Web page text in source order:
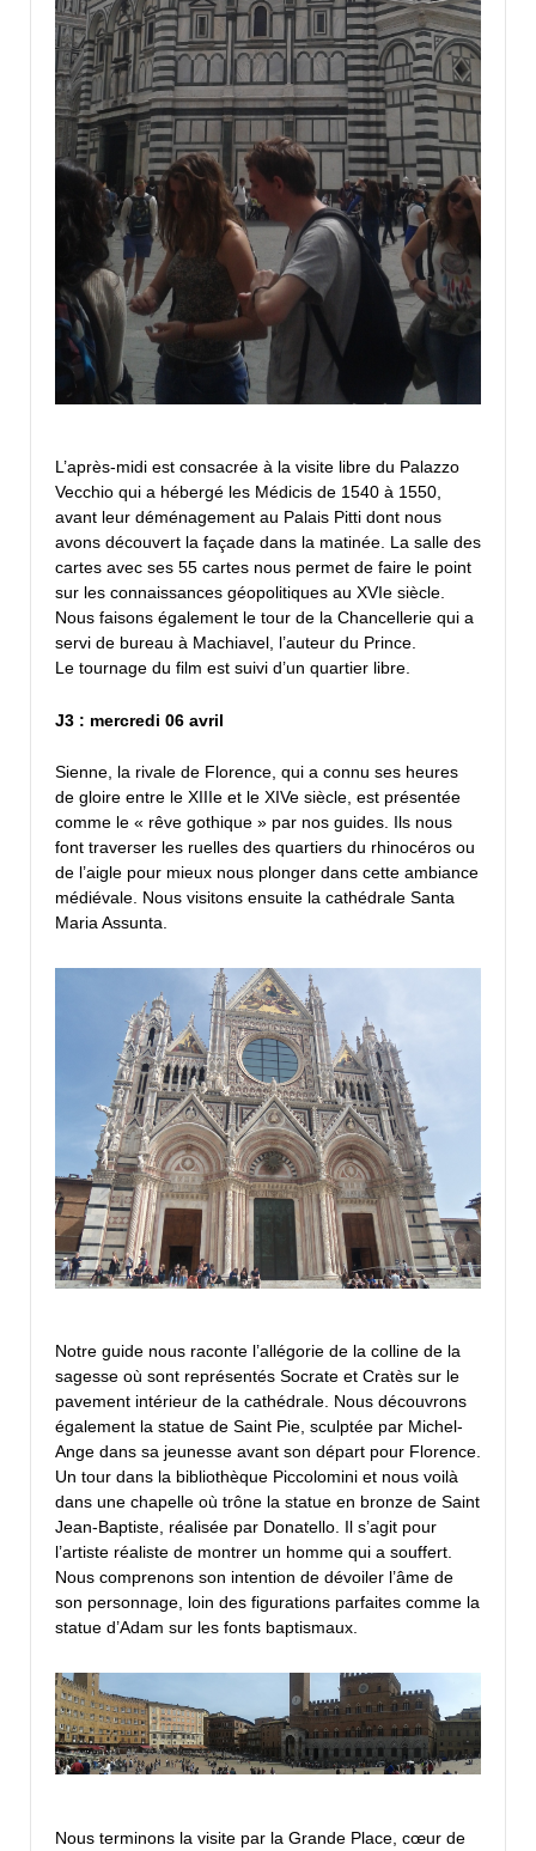
L’après-midi est consacrée à la visite libre du Palazzo
Vecchio qui a hébergé les Médicis de 1540 à 1550,
avant leur déménagement au Palais Pitti dont nous
avons découvert la façade dans la matinée. La salle des
cartes avec ses 55 cartes nous permet de faire le point
sur les connaissances géopolitiques au XVIe siècle.
Nous faisons également le tour de la Chancellerie qui a
servi de bureau à Machiavel, l’auteur du Prince.
Le tournage du film est suivi d’un quartier libre.
J3 : mercredi 06 avril
Sienne, la rivale de Florence, qui a connu ses heures
de gloire entre le XIIIe et le XIVe siècle, est présentée
comme le « rêve gothique » par nos guides. Ils nous
font traverser les ruelles des quartiers du rhinocéros ou
de l’aigle pour mieux nous plonger dans cette ambiance
médiévale. Nous visitons ensuite la cathédrale Santa
Maria Assunta.
Notre guide nous raconte l’allégorie de la colline de la
sagesse où sont représentés Socrate et Cratès sur le
pavement intérieur de la cathédrale. Nous découvrons
également la statue de Saint Pie, sculptée par Michel-
Ange dans sa jeunesse avant son départ pour Florence.
Un tour dans la bibliothèque Piccolomini et nous voilà
dans une chapelle où trône la statue en bronze de Saint
Jean-Baptiste, réalisée par Donatello. Il s’agit pour
l’artiste réaliste de montrer un homme qui a souffert.
Nous comprenons son intention de dévoiler l’âme de
son personnage, loin des figurations parfaites comme la
statue d’Adam sur les fonts baptismaux.
Nous terminons la visite par la Grande Place, cœur de